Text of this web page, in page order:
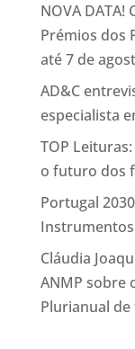
NOVA DATA!
Prémios dos
até 7 de
AD&C
especialista
TOP
o futuro dos
Portugal
Cláudia
ANMP sobre
Plurianual